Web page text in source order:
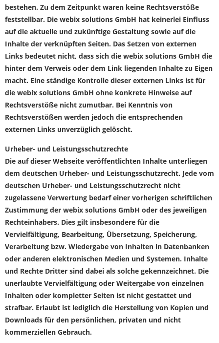
bestehen. Zu dem Zeitpunkt waren keine Rechtsverstöße
feststellbar. Die webix solutions GmbH hat keinerlei Einfluss
auf die aktuelle und zukünftige Gestaltung sowie auf die
Inhalte der verknüpften Seiten. Das Setzen von externen
Links bedeutet nicht, dass sich die webix solutions GmbH die
hinter dem Verweis oder dem Link liegenden Inhalte zu Eigen
macht. Eine ständige Kontrolle dieser externen Links ist für
die webix solutions GmbH ohne konkrete Hinweise auf
Rechtsverstöße nicht zumutbar. Bei Kenntnis von
Rechtsverstößen werden jedoch die entsprechenden
externen Links unverzüglich gelöscht.
Urheber- und Leistungsschutzrechte
Die auf dieser Webseite veröffentlichten Inhalte unterliegen
dem deutschen Urheber- und Leistungsschutzrecht. Jede vom
deutschen Urheber- und Leistungsschutzrecht nicht
zugelassene Verwertung bedarf einer vorherigen schriftlichen
Zustimmung der webix solutions GmbH oder des jeweiligen
Rechteinhabers. Dies gilt insbesondere für die
Vervielfältigung, Bearbeitung, Übersetzung, Speicherung,
Verarbeitung bzw. Wiedergabe von Inhalten in Datenbanken
oder anderen elektronischen Medien und Systemen. Inhalte
und Rechte Dritter sind dabei als solche gekennzeichnet. Die
unerlaubte Vervielfältigung oder Weitergabe von einzelnen
Inhalten oder kompletter Seiten ist nicht gestattet und
strafbar. Erlaubt ist lediglich die Herstellung von Kopien und
Downloads für den persönlichen, privaten und nicht
kommerziellen Gebrauch.